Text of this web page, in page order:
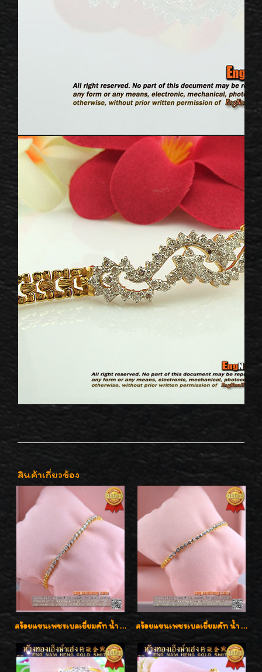
สินค้าเกี่ยวข้อง
สร้อยแขนเพชรเบลเยี่ยมคัท น้ำ 97 G-Color/VVS เพชร 20 เม็ดน้ำหนักเพชร 0.80 กะรัต ใส่สวยน่ารัก ราคาเบาๆ ลดพิเศษค่ะ สร้อยแขนเพชรเบลเยี่ยมคัท น้ำ 97 G-Color/VVS เพชร 17 เม็ดน้ำหนักเพชร 0.78 กะรัต ตัวเรือนทองน้ำหนัก 9.7 กรัม ใส่สวยน่ารัก ราคาไม่แพงค่ะ